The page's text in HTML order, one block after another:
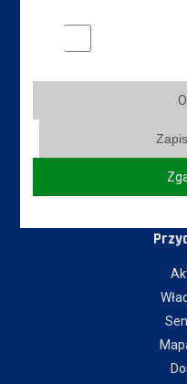
Fax:
E-mail rekrutacja:
Marketingowe pliki cookies